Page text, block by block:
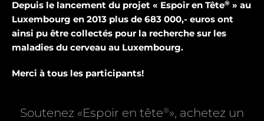
Depuis le lancement du projet « Espoir en Tête® » au
Luxembourg en 2013 plus de 683 000,- euros ont
ainsi pu être collectés pour la recherche sur les
maladies du cerveau au Luxembourg.
Merci à tous les participants!
Soutenez «Espoir en tête®», achetez un